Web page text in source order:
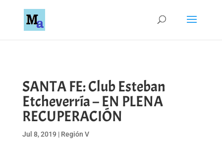
SANTA FE: Club Esteban
Etcheverría – EN PLENA
RECUPERACIÓN
Jul 8, 2019 | Región V